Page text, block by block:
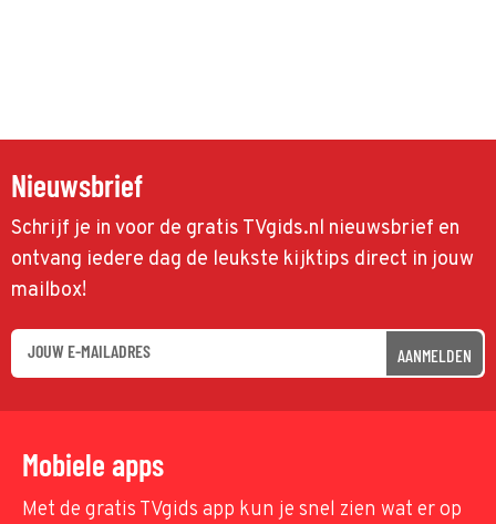
Nieuwsbrief
Schrijf je in voor de gratis TVgids.nl nieuwsbrief en
ontvang iedere dag de leukste kijktips direct in jouw
mailbox!
AANMELDEN
Mobiele apps
Met de gratis TVgids app kun je snel zien wat er op